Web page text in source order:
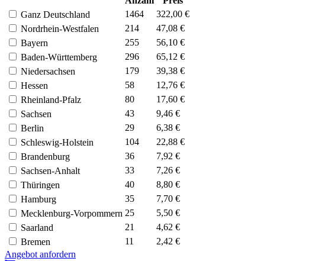
Ganz Deutschland
1464
322,00 €
Nordrhein-Westfalen
214
47,08 €
Bayern
255
56,10 €
Baden-Württemberg
296
65,12 €
Niedersachsen
179
39,38 €
Hessen
58
12,76 €
Rheinland-Pfalz
80
17,60 €
Sachsen
43
9,46 €
Berlin
29
6,38 €
Schleswig-Holstein
104
22,88 €
Brandenburg
36
7,92 €
Sachsen-Anhalt
33
7,26 €
Thüringen
40
8,80 €
Hamburg
35
7,70 €
Mecklenburg-Vorpommern 25
5,50 €
Saarland
21
4,62 €
Bremen
11
2,42 €
Angebot anfordern